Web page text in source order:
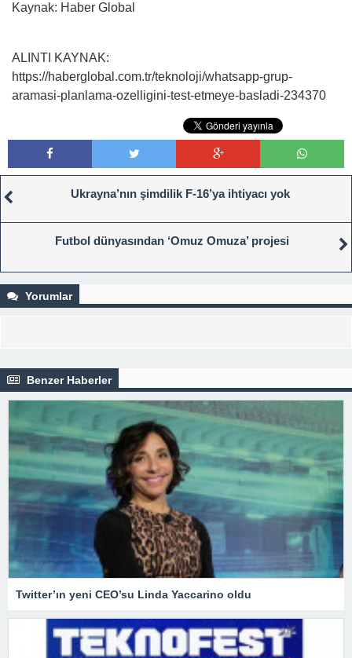
Kaynak: Haber Global
ALINTI KAYNAK:
https://haberglobal.com.tr/teknoloji/whatsapp-grup-
aramasi-planlama-ozelligini-test-etmeye-basladi-234370
Ukrayna’nın şimdilik F-16’ya ihtiyacı yok
Futbol dünyasından ‘Omuz Omuza’ projesi
Yorumlar
Benzer Haberler
Twitter’ın yeni CEO’su Linda Yaccarino oldu